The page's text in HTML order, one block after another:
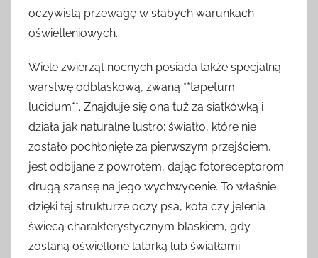
oczywistą przewagę w słabych warunkach
oświetleniowych.
Wiele zwierząt nocnych posiada także specjalną
warstwę odblaskową, zwaną **tapetum
lucidum**. Znajduje się ona tuż za siatkówką i
działa jak naturalne lustro: światło, które nie
zostało pochłonięte za pierwszym przejściem,
jest odbijane z powrotem, dając fotoreceptorom
drugą szansę na jego wychwycenie. To właśnie
dzięki tej strukturze oczy psa, kota czy jelenia
świecą charakterystycznym blaskiem, gdy
zostaną oświetlone latarką lub światłami